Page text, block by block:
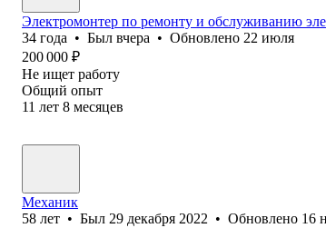
Электромонтер по ремонту и обслуживанию
34 года • Был вчера • Обновлено 22 июля
200 000 ₽
Не ищет работу
Общий опыт
11 лет 8 месяцев
Механик
58 лет • Был 29 декабря 2022 • Обновлено 16